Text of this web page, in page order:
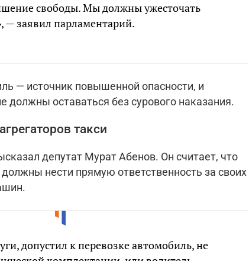
свободы. Мы должны ужесточать
— заявил парламентарий.
— источник повышенной опасности, и
должны оставаться без сурового наказания.
такси
депутат Мурат Абенов. Он считает, что
нести прямую ответственность за своих
допустил к перевозке автомобиль, не